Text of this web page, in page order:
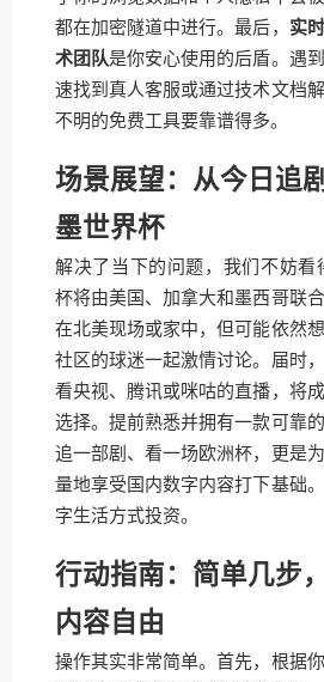
都在加密隧道中进行。最后， 实
术团队是你安心使用的后盾。遇
速找到真人客服或通过技术文档
不明的免费工具要靠谱得多。
场景展望：从今日追
墨世界杯
解决了当下的问题，我们不妨看
杯将由美国、加拿大和墨西哥联
在北美现场或家中，但可能依然
社区的球迷一起激情讨论。届时
看央视、腾讯或咪咕的直播，将
选择。提前熟悉并拥有一款可靠
追一部剧、看一场欧洲杯，更是
量地享受国内数字内容打下基础
字生活方式投资。
行动指南：简单几步
内容自由
操作其实非常简单。首先，根据